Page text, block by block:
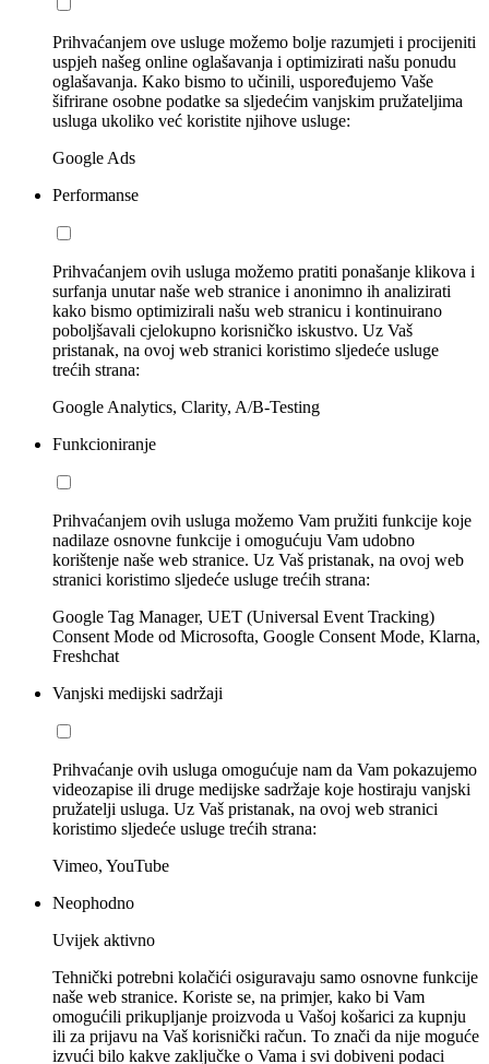
Prihvaćanjem ove usluge možemo bolje razumjeti i procijeniti
uspjeh našeg online oglašavanja i optimizirati našu ponudu
oglašavanja. Kako bismo to učinili, uspoređujemo Vaše
šifrirane osobne podatke sa sljedećim vanjskim pružateljima
usluga ukoliko već koristite njihove usluge:
Google Ads
Performanse
Prihvaćanjem ovih usluga možemo pratiti ponašanje klikova i
surfanja unutar naše web stranice i anonimno ih analizirati
kako bismo optimizirali našu web stranicu i kontinuirano
poboljšavali cjelokupno korisničko iskustvo. Uz Vaš
pristanak, na ovoj web stranici koristimo sljedeće usluge
trećih strana:
Google Analytics, Clarity, A/B-Testing
Funkcioniranje
Prihvaćanjem ovih usluga možemo Vam pružiti funkcije koje
nadilaze osnovne funkcije i omogućuju Vam udobno
korištenje naše web stranice. Uz Vaš pristanak, na ovoj web
stranici koristimo sljedeće usluge trećih strana:
Google Tag Manager, UET (Universal Event Tracking)
Consent Mode od Microsofta, Google Consent Mode, Klarna,
Freshchat
Vanjski medijski sadržaji
Prihvaćanje ovih usluga omogućuje nam da Vam pokazujemo
videozapise ili druge medijske sadržaje koje hostiraju vanjski
pružatelji usluga. Uz Vaš pristanak, na ovoj web stranici
koristimo sljedeće usluge trećih strana:
Vimeo, YouTube
Neophodno
Uvijek aktivno
Tehnički potrebni kolačići osiguravaju samo osnovne funkcije
naše web stranice. Koriste se, na primjer, kako bi Vam
omogućili prikupljanje proizvoda u Vašoj košarici za kupnju
ili za prijavu na Vaš korisnički račun. To znači da nije moguće
izvući bilo kakve zaključke o Vama i svi dobiveni podaci